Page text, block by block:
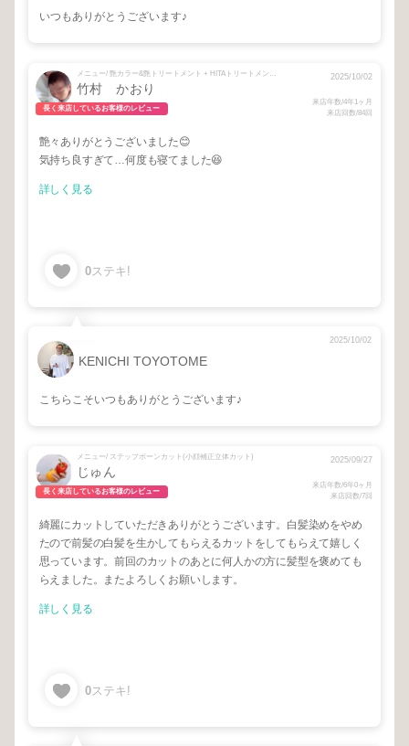
いつもありがとうございます♪
メニュー/ 艶カラー&艶トリートメント + HITAトリートメント + ブロー
竹村 かおり
長く来店しているお客様のレビュー
2025/10/02
来店年数/4年1ヶ月
来店回数/84回
艶々ありがとうございました😊
気持ち良すぎて…何度も寝てました😆
詳しく見る
0ステキ!
KENICHI TOYOTOME
2025/10/02
こちらこそいつもありがとうございます♪
メニュー/ ステップボーンカット(小顔補正立体カット)
じゅん
長く来店しているお客様のレビュー
2025/09/27
来店年数/6年0ヶ月
来店回数/7回
綺麗にカットしていただきありがとうございます。白髪染めをやめ
たので前髪の白髪を生かしてもらえるカットをしてもらえて嬉しく
思っています。前回のカットのあとに何人かの方に髪型を褒めても
らえました。またよろしくお願いします。
詳しく見る
0ステキ!